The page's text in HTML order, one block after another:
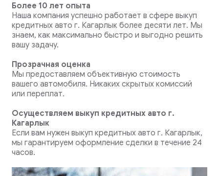
Более 10 лет опыта
Наша компания успешно работает в сфере выкуп
кредитных авто г. Кагарлык более десяти лет. Мы
знаем, как максимально быстро и выгодно решить
вашу задачу.
Прозрачная оценка
Мы предоставляем объективную стоимость
вашего автомобиля. Никаких скрытых комиссий
или переплат.
Осуществляем выкуп кредитных авто г.
Кагарлык
Если вам нужен выкуп кредитных авто г. Кагарлык,
мы гарантируем оформление сделки в течение 24
часов.